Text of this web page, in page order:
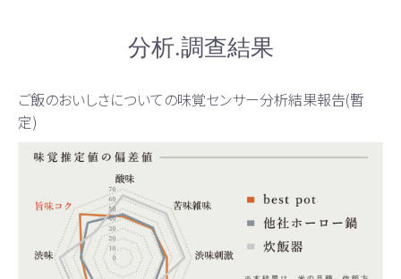
分析.調查結果
ご飯のおいしさについての味覚センサー分析結果報告(暫
定)